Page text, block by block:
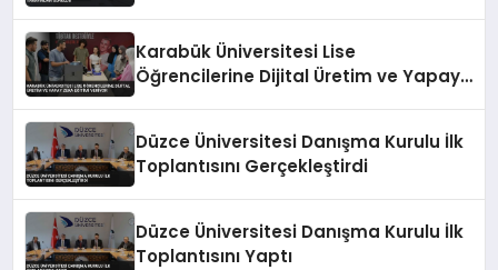
Karabük Üniversitesi Lise
Öğrencilerine Dijital Üretim ve Yapay
Düzce Üniversitesi Danışma Kurulu İlk
Toplantısını Gerçekleştirdi
Düzce Üniversitesi Danışma Kurulu İlk
Toplantısını Yaptı